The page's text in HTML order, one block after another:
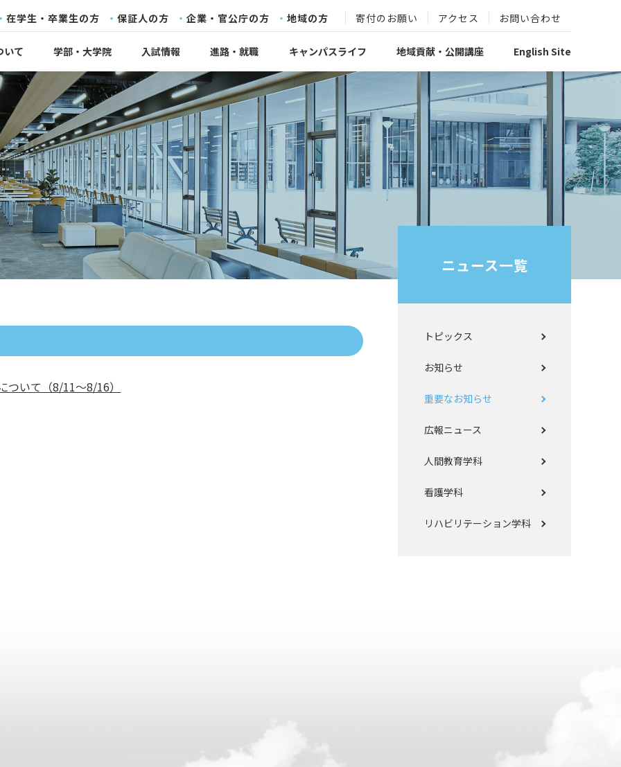
在学生・卒業生の方 保証人の方 企業・官公庁の方 地域の方 寄付のお願い アクセス お問い合わせ
いて 学部・大学院 入試情報 進路・就職 キャンパスライフ 地域貢献・公開講座 English Site
いて（8/11～8/16）
ニュース一覧
トピックス
お知らせ
重要なお知らせ
広報ニュース
人間教育学科
看護学科
リハビリテーション学科